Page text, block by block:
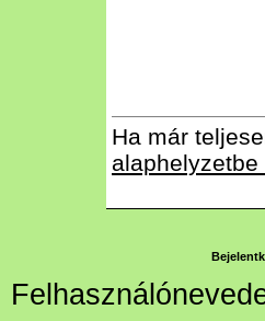
Ha már
alaphelyzetbe